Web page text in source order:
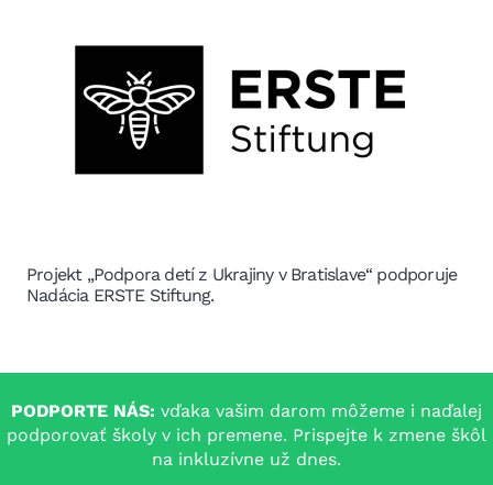
Projekt „Podpora detí z Ukrajiny v Bratislave“ podporuje
Nadácia ERSTE Stiftung.
PODPORTE NÁS: vďaka vašim darom môžeme i naďalej
podporovať školy v ich premene. Prispejte k zmene škôl
na inkluzívne už dnes.